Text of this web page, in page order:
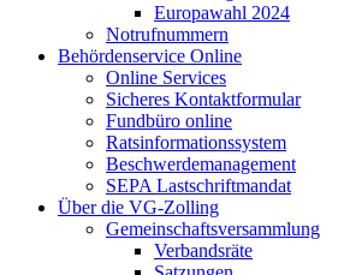
Europawahl 2024
Notrufnummern
Behördenservice Online
Online Services
Sicheres Kontaktformular
Fundbüro online
Ratsinformationssystem
Beschwerdemanagement
SEPA Lastschriftmandat
Über die VG-Zolling
Gemeinschaftsversammlung
Verbandsräte